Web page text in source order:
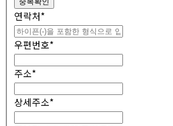
연락처*
우편번호*
주소*
상세주소*